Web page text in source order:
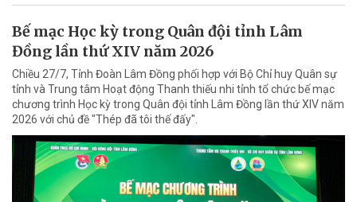
Bế mạc Học kỳ trong Quân đội tỉnh Lâm
Đồng lần thứ XIV năm 2026
Chiều 27/7, Tỉnh Đoàn Lâm Đồng phối hợp với Bộ Chỉ huy Quân sự
tỉnh và Trung tâm Hoạt động Thanh thiếu nhi tỉnh tổ chức bế mạc
chương trình Học kỳ trong Quân đội tỉnh Lâm Đồng lần thứ XIV năm
2026 với chủ đề "Thép đã tôi thế đấy".